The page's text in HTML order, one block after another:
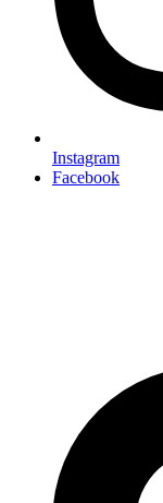
Instagram
Facebook